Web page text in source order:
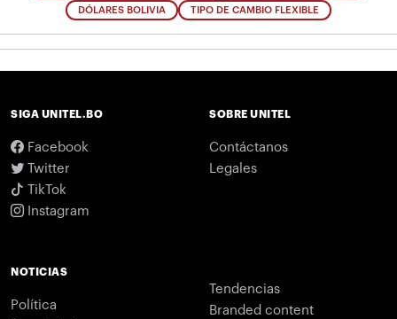
DÓLARES BOLIVIA TIPO DE CAMBIO FLEXIBLE
SIGA UNITEL.BO
Facebook
Twitter
TikTok
Instagram
SOBRE UNITEL
Contáctanos
Legales
NOTICIAS
Política
Tendencias
Branded content